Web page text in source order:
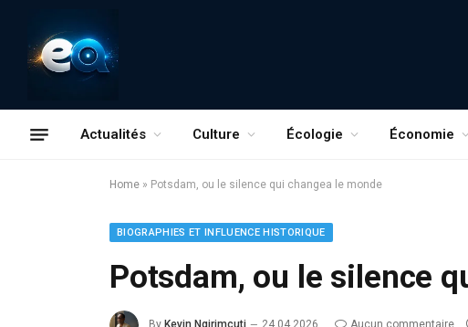
Actualités Culture Écologie Économie
Home » Potsdam, ou le silence qui changea le monde
BIOGRAPHIES ET INFLUENCE HISTORIQUE
Potsdam, ou le silence
By Kevin Ngirimcuti 24.04.2026 Aucun commentaire